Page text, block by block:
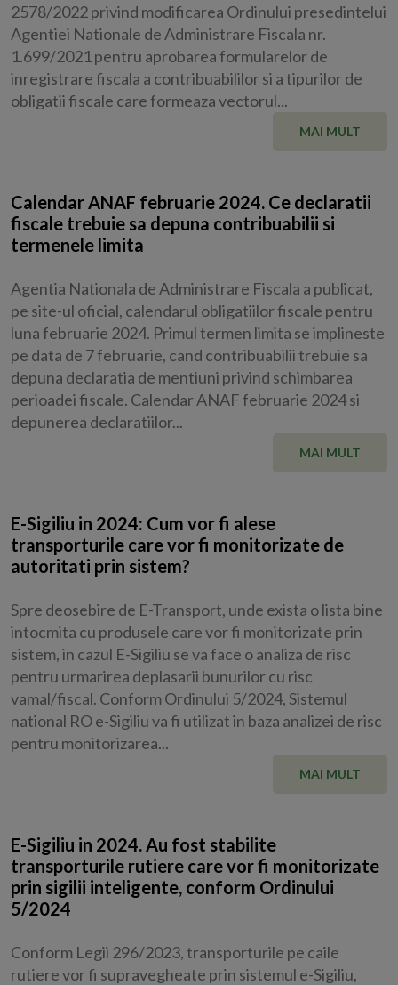
2578/2022 privind modificarea Ordinului presedintelui
Agentiei Nationale de Administrare Fiscala nr.
1.699/2021 pentru aprobarea formularelor de
inregistrare fiscala a contribuabililor si a tipurilor de
obligatii fiscale care formeaza vectorul...
MAI MULT
Calendar ANAF februarie 2024. Ce declaratii
fiscale trebuie sa depuna contribuabilii si
termenele limita
Agentia Nationala de Administrare Fiscala a publicat,
pe site-ul oficial, calendarul obligatiilor fiscale pentru
luna februarie 2024. Primul termen limita se implineste
pe data de 7 februarie, cand contribuabilii trebuie sa
depuna declaratia de mentiuni privind schimbarea
perioadei fiscale. Calendar ANAF februarie 2024 si
depunerea declaratiilor...
MAI MULT
E-Sigiliu in 2024: Cum vor fi alese
transporturile care vor fi monitorizate de
autoritati prin sistem?
Spre deosebire de E-Transport, unde exista o lista bine
intocmita cu produsele care vor fi monitorizate prin
sistem, in cazul E-Sigiliu se va face o analiza de risc
pentru urmarirea deplasarii bunurilor cu risc
vamal/fiscal. Conform Ordinului 5/2024, Sistemul
national RO e-Sigiliu va fi utilizat in baza analizei de risc
pentru monitorizarea...
MAI MULT
E-Sigiliu in 2024. Au fost stabilite
transporturile rutiere care vor fi monitorizate
prin sigilii inteligente, conform Ordinului
5/2024
Conform Legii 296/2023, transporturile pe caile
rutiere vor fi supravegheate prin sistemul e-Sigiliu,